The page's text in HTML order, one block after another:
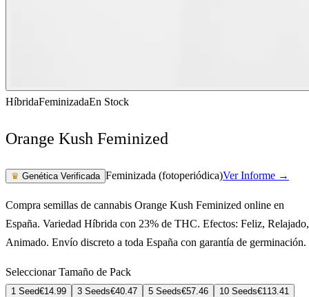
HíbridaFeminizadaEn Stock
Orange Kush Feminized
♛ Genética Verificada Feminizada (fotoperiódica)Ver Informe →
Compra semillas de cannabis Orange Kush Feminized online en
España. Variedad Híbrida con 23% de THC. Efectos: Feliz, Relajado,
Animado. Envío discreto a toda España con garantía de germinación.
Seleccionar Tamaño de Pack
1 Seed€14.99 3 Seeds€40.47 5 Seeds€57.46 10 Seeds€113.41